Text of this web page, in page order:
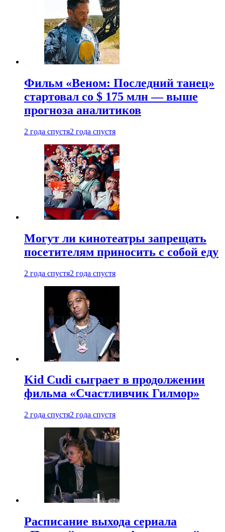
Фильм «Веном: Последний танец»
стартовал со $ 175 млн — выше
прогноза аналитиков
2 года спустя2 года спустя
Могут ли кинотеатры запрещать
посетителям приносить с собой еду
2 года спустя2 года спустя
Kid Cudi сыграет в продолжении
фильма «Счастливчик Гилмор»
2 года спустя2 года спустя
Расписание выхода сериала